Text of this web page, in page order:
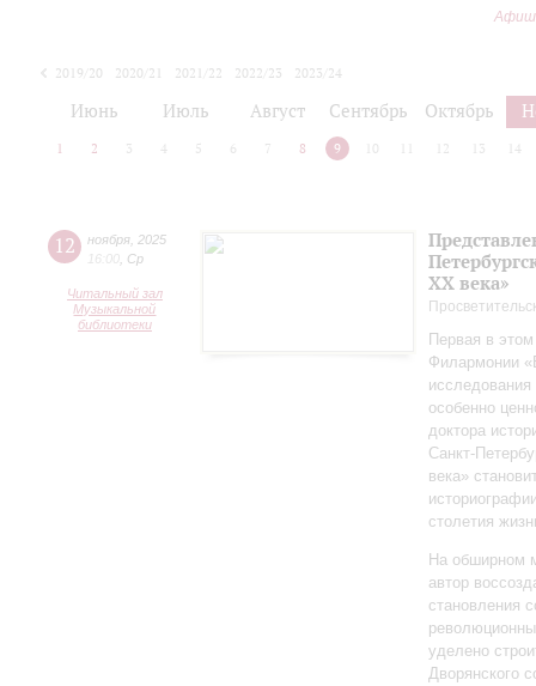
2019/20 2020/21 2021/22 2022/23
2023/24
Июнь Июль Август Сентябрь Октябрь
1 2 3 4 5 6 7 8 9 10 12 13 14
12 ноября 2025
16:00 Ср
Читальный зал
Музыкальной
библиотеки
ХХ века»
Первая в
Филармонии
особенно
доктора
века»
столетия
На обширном
автор
становления
уделено
Дворянского